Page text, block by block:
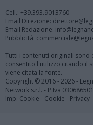
Cell.: +39.393.9013760
Email Direzione:
Email Redazione:
Pubblicità:
Tutti i contenuti originali sono
consentito l'utilizzo citando il
viene citata la fonte.
Copyright © 2016 - 2026 -
Network s.r.l. - P.Iva
Imp. Cookie - Cookie - Privacy